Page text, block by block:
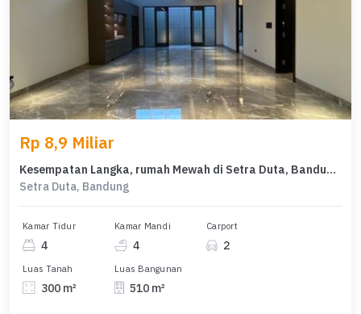
Rp 8,9 Miliar
Kesempatan Langka, rumah Mewah di Setra Duta, Bandung, LB 510m²
Setra Duta, Bandung
Kamar Tidur
4
Kamar Mandi
4
Carport
2
Luas Tanah
300 m²
Luas Bangunan
510 m²